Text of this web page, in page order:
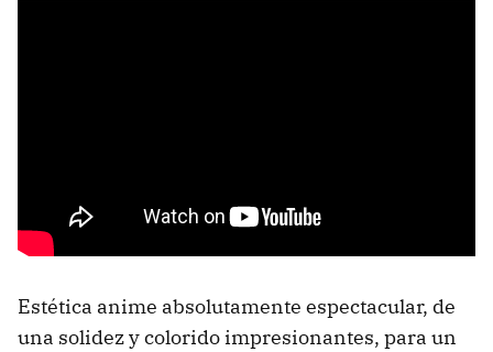
Estética anime absolutamente espectacular, de
una solidez y colorido impresionantes, para un